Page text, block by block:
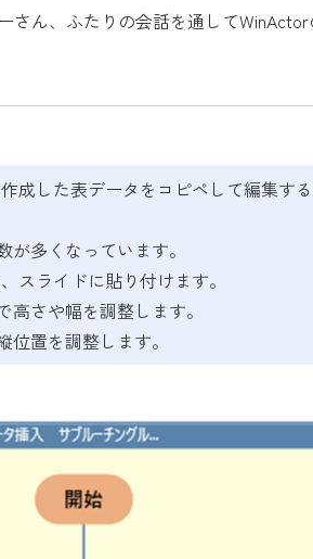
さん、ふたりの会話を通してWinActor
成した表データをコピペして編集す
多くなっています。
スライドに貼り付けます。
さや幅を調整します。
置を調整します。